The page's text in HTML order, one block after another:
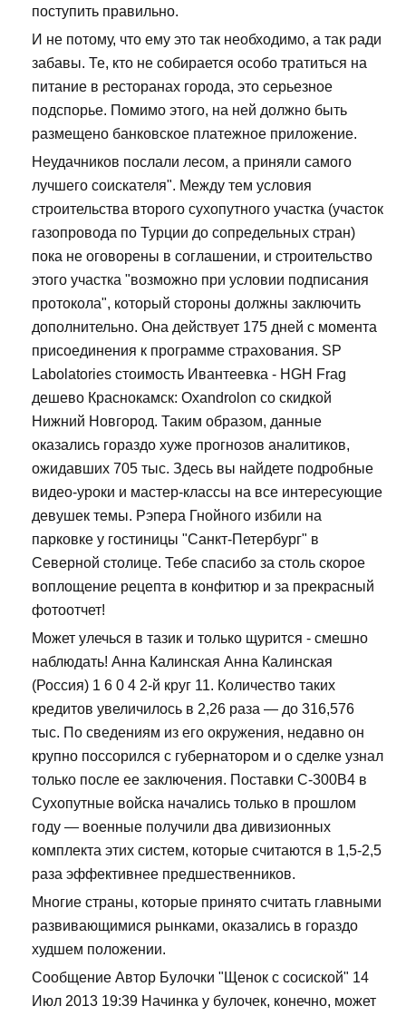
поступить правильно.
И не потому, что ему это так необходимо, а так ради
забавы. Те, кто не собирается особо тратиться на
питание в ресторанах города, это серьезное
подспорье. Помимо этого, на ней должно быть
размещено банковское платежное приложение.
Неудачников послали лесом, а приняли самого
лучшего соискателя". Между тем условия
строительства второго сухопутного участка (участок
газопровода по Турции до сопредельных стран)
пока не оговорены в соглашении, и строительство
этого участка "возможно при условии подписания
протокола", который стороны должны заключить
дополнительно. Она действует 175 дней с момента
присоединения к программе страхования. SP
Labolatories стоимость Ивантеевка - HGH Frag
дешево Краснокамск: Oxandrolon со скидкой
Нижний Новгород. Таким образом, данные
оказались гораздо хуже прогнозов аналитиков,
ожидавших 705 тыс. Здесь вы найдете подробные
видео-уроки и мастер-классы на все интересующие
девушек темы. Рэпера Гнойного избили на
парковке у гостиницы "Санкт-Петербург" в
Северной столице. Тебе спасибо за столь скорое
воплощение рецепта в конфитюр и за прекрасный
фотоотчет!
Может улечься в тазик и только щурится - смешно
наблюдать! Анна Калинская Анна Калинская
(Россия) 1 6 0 4 2-й круг 11. Количество таких
кредитов увеличилось в 2,26 раза — до 316,576
тыс. По сведениям из его окружения, недавно он
крупно поссорился с губернатором и о сделке узнал
только после ее заключения. Поставки С-300В4 в
Сухопутные войска начались только в прошлом
году — военные получили два дивизионных
комплекта этих систем, которые считаются в 1,5-2,5
раза эффективнее предшественников.
Многие страны, которые принято считать главными
развивающимися рынками, оказались в гораздо
худшем положении.
Сообщение Автор Булочки "Щенок с сосиской" 14
Июл 2013 19:39 Начинка у булочек, конечно, может